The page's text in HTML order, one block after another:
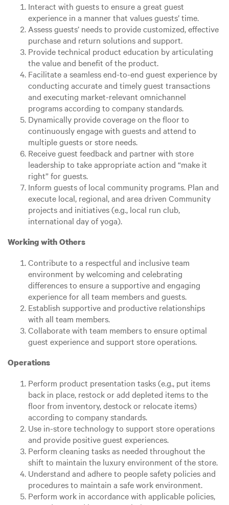
Interact with guests to ensure a great guest
experience in a manner that values guests’ time.
Assess guests’ needs to provide customized, effective
purchase and return solutions and support.
Provide technical product education by articulating
the value and benefit of the product.
Facilitate a seamless end-to-end guest experience by
conducting accurate and timely guest transactions
and executing market-relevant omnichannel
programs according to company standards.
Dynamically provide coverage on the floor to
continuously engage with guests and attend to
multiple guests or store needs.
Receive guest feedback and partner with store
leadership to take appropriate action and “make it
right” for guests.
Inform guests of local community programs. Plan and
execute local, regional, and area driven Community
projects and initiatives (e.g., local run club,
international day of yoga).
Working with Others
Contribute to a respectful and inclusive team
environment by welcoming and celebrating
differences to ensure a supportive and engaging
experience for all team members and guests.
Establish supportive and productive relationships
with all team members.
Collaborate with team members to ensure optimal
guest experience and support store operations.
Operations
Perform product presentation tasks (e.g., put items
back in place, restock or add depleted items to the
floor from inventory, destock or relocate items)
according to company standards.
Use in-store technology to support store operations
and provide positive guest experiences.
Perform cleaning tasks as needed throughout the
shift to maintain the luxury environment of the store.
Understand and adhere to people safety policies and
procedures to maintain a safe work environment.
Perform work in accordance with applicable policies,